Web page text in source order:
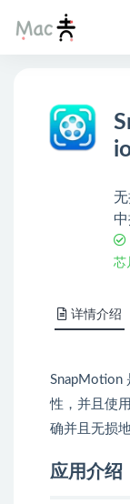
芯
详情介绍
SnapMotion
性，并且使
确并且无损
应用介绍